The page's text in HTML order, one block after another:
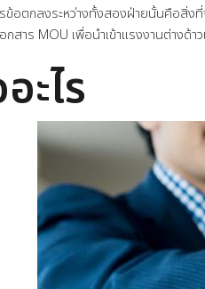
ข้อตกลงระหว่างทั้งสองฝ่ายนั้นคือสิ่ง
อกสาร MOU เพื่อนำเข้าแรงงานต่างด้
ะไร